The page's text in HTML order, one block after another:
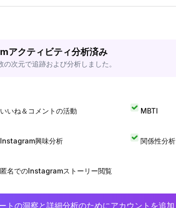
アクティビティ分析済み
次元で追跡および分析しました。
いいね＆コメントの活動 MBTI
Instagram興味分析 関係性分析
匿名でのInstagramストーリー閲覧
トの洞察と詳細分析のためにアカウントを追加